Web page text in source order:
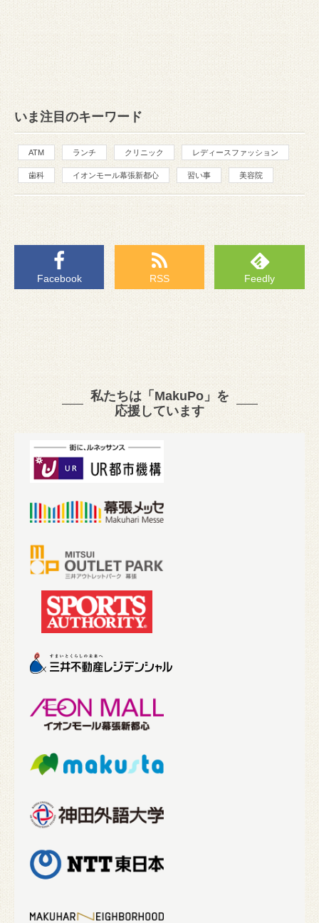
いま注目のキーワード
ATM ランチ クリニック レディースファッション
歯科 イオンモール幕張新都心 習い事 美容院
Facebook RSS Feedly
私たちは「MakuPo」を
応援しています